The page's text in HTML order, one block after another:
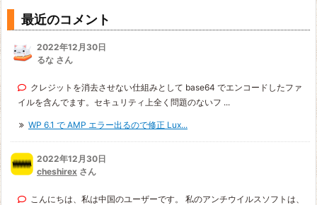
最近のコメント
2022年12月30日
るな さん
クレジットを消去させない仕組みとして base64 でエンコードしたファ
イルを含んでます。セキュリティ上全く問題のないフ ...
WP 6.1 で AMP エラー出るので修正 Lux...
2022年12月30日
cheshirex さん
こんにちは、私は中国のユーザーです。 私のアンチウイルスソフトは、